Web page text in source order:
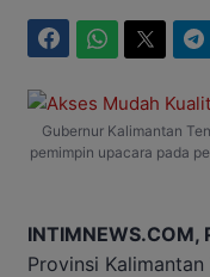
Gubernur Kalimantan
pemimpin upacara pada
INTIMNEWS.COM,
Provinsi